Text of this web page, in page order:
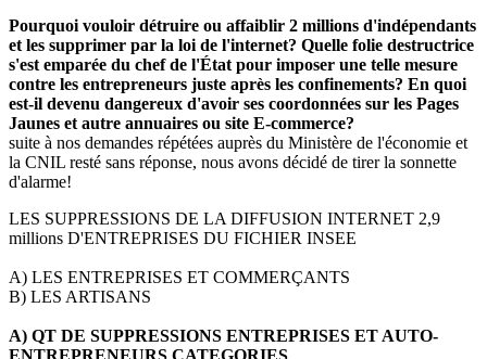
Pourquoi vouloir détruire ou affaiblir 2 millions d'indépendants
et les supprimer par la loi de l'internet? Quelle folie destructrice
s'est emparée du chef de l'État pour imposer une telle mesure
contre les entrepreneurs juste après les confinements? En quoi
est-il devenu dangereux d'avoir ses coordonnées sur les Pages
Jaunes et autre annuaires ou site E-commerce?
suite à nos demandes répétées auprès du Ministère de l'économie et
la CNIL resté sans réponse, nous avons décidé de tirer la sonnette
d'alarme!
LES SUPPRESSIONS DE LA DIFFUSION INTERNET 2,9
millions D'ENTREPRISES DU FICHIER INSEE
A) LES ENTREPRISES ET COMMERÇANTS
B) LES ARTISANS
A) QT DE SUPPRESSIONS ENTREPRISES ET AUTO-